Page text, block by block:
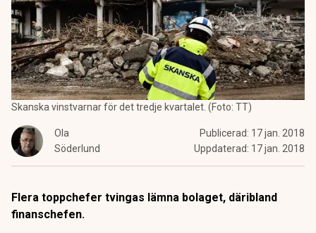
Skanska vinstvarnar för det tredje kvartalet. (Foto: TT)
Ola
Söderlund
Publicerad: 17 jan. 2018
Uppdaterad: 17 jan. 2018
Flera toppchefer tvingas lämna bolaget, däribland
finanschefen.